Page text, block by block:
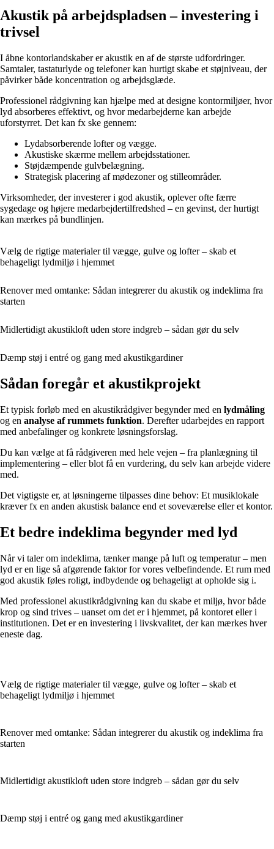
Akustik på arbejdspladsen – investering i
trivsel
I åbne kontorlandskaber er akustik en af de største udfordringer.
Samtaler, tastaturlyde og telefoner kan hurtigt skabe et støjniveau, der
påvirker både koncentration og arbejdsglæde.
Professionel rådgivning kan hjælpe med at designe kontormiljøer, hvor
lyd absorberes effektivt, og hvor medarbejderne kan arbejde
uforstyrret. Det kan fx ske gennem:
Lydabsorberende lofter og vægge.
Akustiske skærme mellem arbejdsstationer.
Støjdæmpende gulvbelægning.
Strategisk placering af mødezoner og stilleområder.
Virksomheder, der investerer i god akustik, oplever ofte færre
sygedage og højere medarbejdertilfredshed – en gevinst, der hurtigt
kan mærkes på bundlinjen.
Vælg de rigtige materialer til vægge, gulve og lofter – skab et
behageligt lydmiljø i hjemmet
Renover med omtanke: Sådan integrerer du akustik og indeklima fra
starten
Midlertidigt akustikloft uden store indgreb – sådan gør du selv
Dæmp støj i entré og gang med akustikgardiner
Sådan foregår et akustikprojekt
Et typisk forløb med en akustikrådgiver begynder med en lydmåling
og en analyse af rummets funktion. Derefter udarbejdes en rapport
med anbefalinger og konkrete løsningsforslag.
Du kan vælge at få rådgiveren med hele vejen – fra planlægning til
implementering – eller blot få en vurdering, du selv kan arbejde videre
med.
Det vigtigste er, at løsningerne tilpasses dine behov: Et musiklokale
kræver fx en anden akustisk balance end et soveværelse eller et kontor.
Et bedre indeklima begynder med lyd
Når vi taler om indeklima, tænker mange på luft og temperatur – men
lyd er en lige så afgørende faktor for vores velbefindende. Et rum med
god akustik føles roligt, indbydende og behageligt at opholde sig i.
Med professionel akustikrådgivning kan du skabe et miljø, hvor både
krop og sind trives – uanset om det er i hjemmet, på kontoret eller i
institutionen. Det er en investering i livskvalitet, der kan mærkes hver
eneste dag.
Vælg de rigtige materialer til vægge, gulve og lofter – skab et
behageligt lydmiljø i hjemmet
Renover med omtanke: Sådan integrerer du akustik og indeklima fra
starten
Midlertidigt akustikloft uden store indgreb – sådan gør du selv
Dæmp støj i entré og gang med akustikgardiner